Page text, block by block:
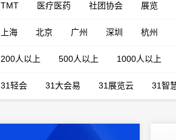
TMT 医疗医药 社团协会 展览
上海 北京 广州 深圳 杭州
200人以上 500人以上 1000人以上
31轻会 31大会易 31展览云 31智